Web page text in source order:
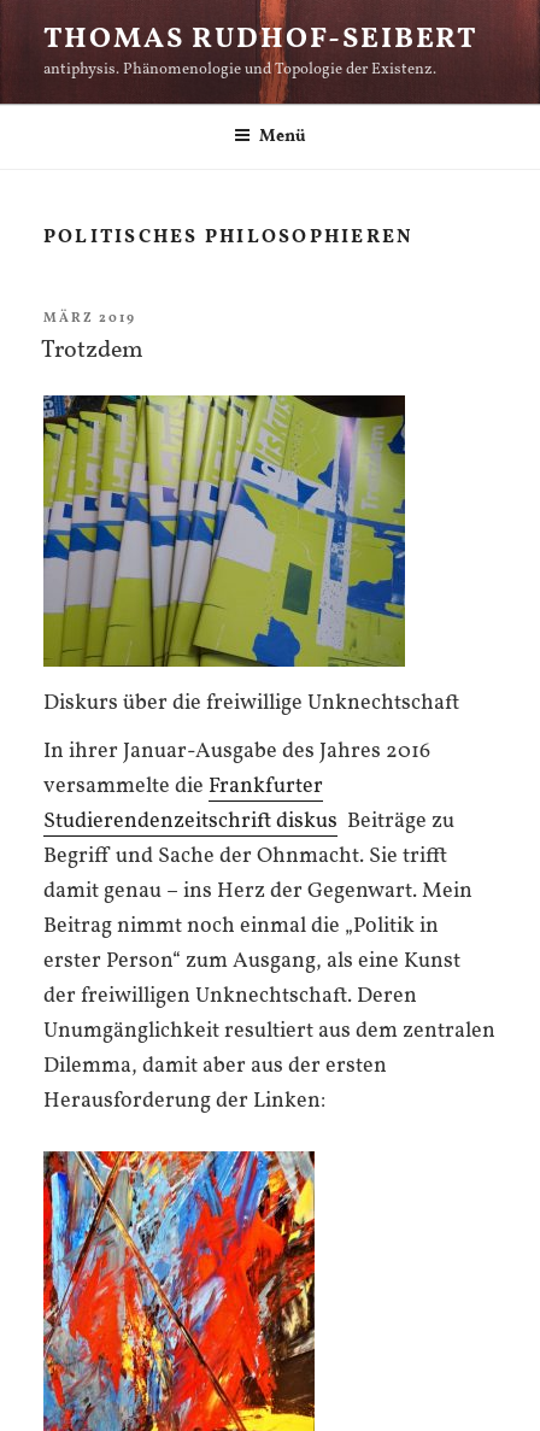
Inhalt
springen
THOMAS RUDHOF-SEIBERT
antiphysis. Phänomenologie und Topologie der Existenz.
Menü
POLITISCHES PHILOSOPHIEREN
VERÖFFENTLICHT
AM
MÄRZ 2019
Trotzdem
Diskurs über die freiwillige Unknechtschaft
In ihrer Januar-Ausgabe des Jahres 2016
versammelte die Frankfurter
Studierendenzeitschrift diskus Beiträge zu
Begriff und Sache der Ohnmacht. Sie trifft
damit genau – ins Herz der Gegenwart. Mein
Beitrag nimmt noch einmal die „Politik in
erster Person“ zum Ausgang, als eine Kunst
der freiwilligen Unknechtschaft. Deren
Unumgänglichkeit resultiert aus dem zentralen
Dilemma, damit aber aus der ersten
Herausforderung der Linken: